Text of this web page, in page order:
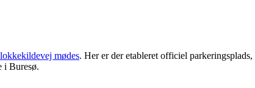
mødes. Her er der etableret officiel
i Buresø.